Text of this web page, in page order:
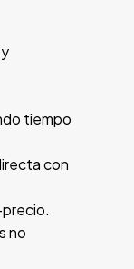
tiempo
con
no